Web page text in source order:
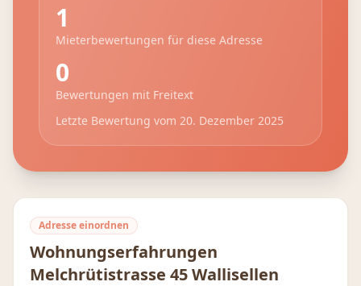
1
Mieterbewertungen für diese Adresse
0
Bewertungen mit Freitext
Letzte Bewertung vom 20. Dezember 2025
Adresse einordnen
Wohnungserfahrungen
Melchrütistrasse 45Wallisellen